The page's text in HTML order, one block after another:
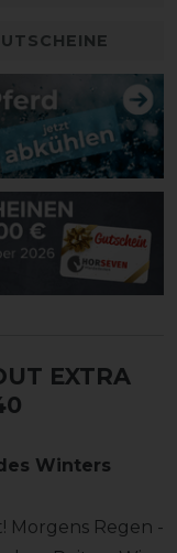
EXTRA
Winters
Morgens Regen -